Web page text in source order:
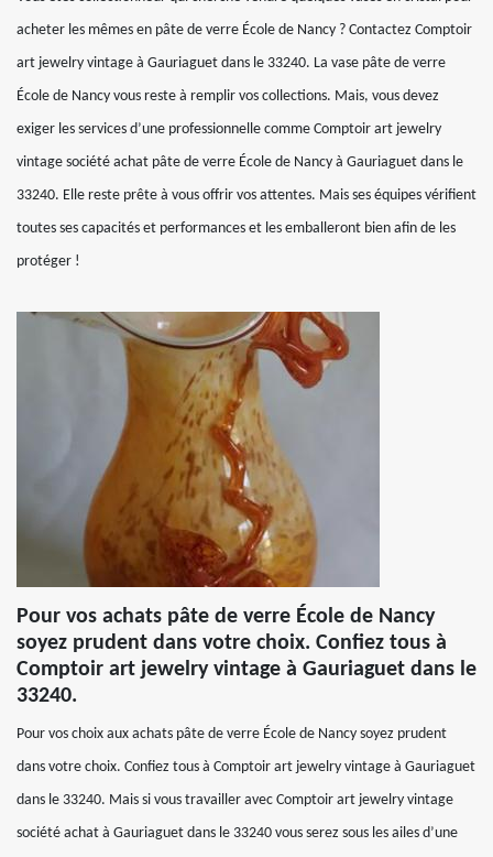
acheter les mêmes en pâte de verre École de Nancy ? Contactez Comptoir
art jewelry vintage à Gauriaguet dans le 33240. La vase pâte de verre
École de Nancy vous reste à remplir vos collections. Mais, vous devez
exiger les services d’une professionnelle comme Comptoir art jewelry
vintage société achat pâte de verre École de Nancy à Gauriaguet dans le
33240. Elle reste prête à vous offrir vos attentes. Mais ses équipes vérifient
toutes ses capacités et performances et les emballeront bien afin de les
protéger !
Pour vos achats pâte de verre École de Nancy
soyez prudent dans votre choix. Confiez tous à
Comptoir art jewelry vintage à Gauriaguet dans le
33240.
Pour vos choix aux achats pâte de verre École de Nancy soyez prudent
dans votre choix. Confiez tous à Comptoir art jewelry vintage à Gauriaguet
dans le 33240. Mais si vous travailler avec Comptoir art jewelry vintage
société achat à Gauriaguet dans le 33240 vous serez sous les ailes d’une